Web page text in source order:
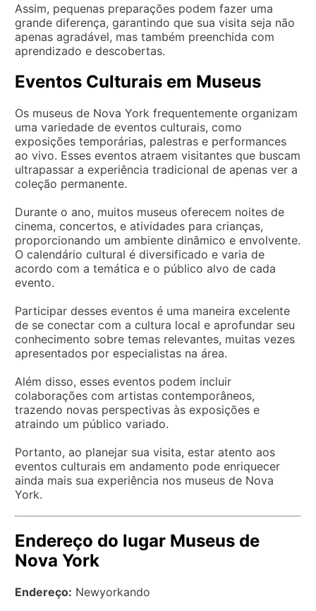
Assim, pequenas preparações podem fazer uma
grande diferença, garantindo que sua visita seja não
apenas agradável, mas também preenchida com
aprendizado e descobertas.
Eventos Culturais em Museus
Os museus de Nova York frequentemente organizam
uma variedade de eventos culturais, como
exposições temporárias, palestras e performances
ao vivo. Esses eventos atraem visitantes que buscam
ultrapassar a experiência tradicional de apenas ver a
coleção permanente.
Durante o ano, muitos museus oferecem noites de
cinema, concertos, e atividades para crianças,
proporcionando um ambiente dinâmico e envolvente.
O calendário cultural é diversificado e varia de
acordo com a temática e o público alvo de cada
evento.
Participar desses eventos é uma maneira excelente
de se conectar com a cultura local e aprofundar seu
conhecimento sobre temas relevantes, muitas vezes
apresentados por especialistas na área.
Além disso, esses eventos podem incluir
colaborações com artistas contemporâneos,
trazendo novas perspectivas às exposições e
atraindo um público variado.
Portanto, ao planejar sua visita, estar atento aos
eventos culturais em andamento pode enriquecer
ainda mais sua experiência nos museus de Nova
York.
Endereço do lugar Museus de
Nova York
Endereço: Newyorkando